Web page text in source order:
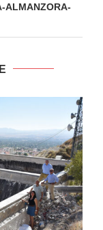
ALMANZORA-